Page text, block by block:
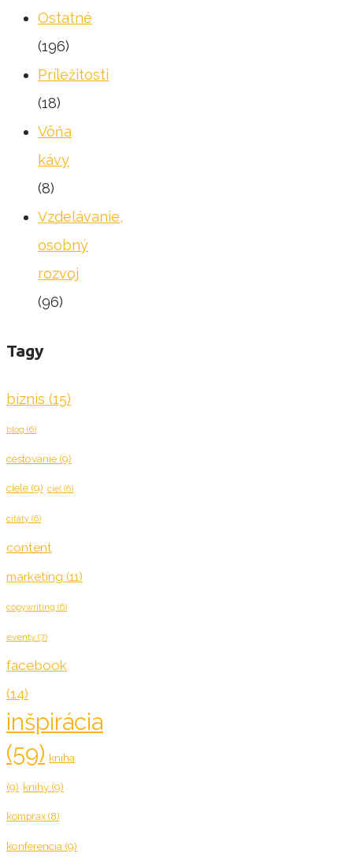
Ostatné
(196)
Príležitosti
(18)
Vôňa
kávy
(8)
Vzdelávanie,
osobný
rozvoj
(96)
Tagy
biznis (15)
blog (6)
cestovanie (9)
ciele (9) cieľ(6)
citáty (6)
content
marketing (11)
copywriting (6)
eventy (7)
facebook
(14)
inšpirácia
(59) kniha
(9) knihy (9)
komprax (8)
konferencia (9)